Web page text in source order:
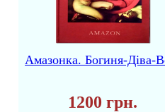
Амазонка. Богиня-Діва-
1200 грн.